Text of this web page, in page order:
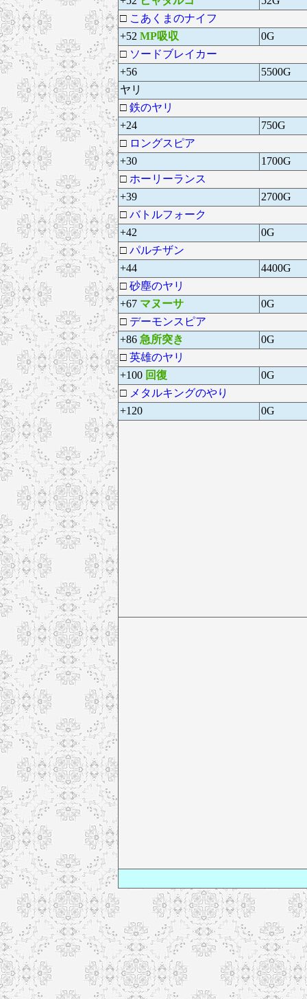
□ こあくまのナイフ
+52 MP吸収
0G
□ ソードブレイカー
+56
5500G
ヤリ
□ 鉄のヤリ
+24
750G
□ ロングスピア
+30
1700G
□ ホーリーランス
+39
2700G
□ バトルフォーク
+42
0G
□ パルチザン
+44
4400G
□ 砂塵のヤリ
+67 マヌーサ
0G
□ デーモンスピア
+86 急所突き
0G
□ 英雄のヤリ
+100 回復
0G
□ メタルキングのやり
+120
0G